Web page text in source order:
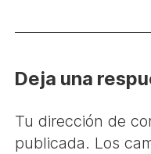
Deja una
Tu dirección de
publicada. Los